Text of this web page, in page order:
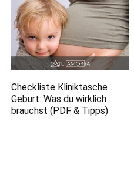
Checkliste Kliniktasche
Geburt: Was du wirklich
brauchst (PDF & Tipps)